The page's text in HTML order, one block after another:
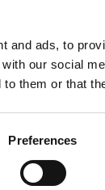
and ads, to
our social
to them or that
Preferences
apre i
nasconde in